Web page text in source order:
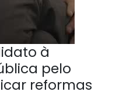
à
pelo
reformas